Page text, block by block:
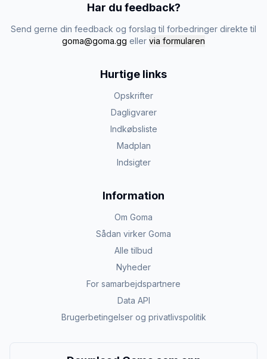
Har du feedback?
Send gerne din feedback og forslag til forbedringer direkte til
goma@goma.gg eller via formularen
Hurtige links
Opskrifter
Dagligvarer
Indkøbsliste
Madplan
Indsigter
Information
Om Goma
Sådan virker Goma
Alle tilbud
Nyheder
For samarbejdspartnere
Data API
Brugerbetingelser og privatlivspolitik